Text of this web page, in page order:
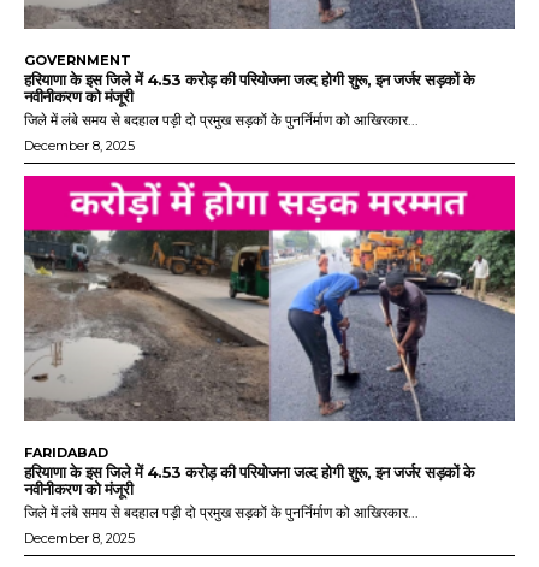
GOVERNMENT
हरियाणा के इस जिले में 4.53 करोड़ की परियोजना जल्द होगी शुरू, इन जर्जर सड़कों के
नवीनीकरण को मंजूरी
जिले में लंबे समय से बदहाल पड़ी दो प्रमुख सड़कों के पुनर्निर्माण को आखिरकार...
December 8, 2025
FARIDABAD
हरियाणा के इस जिले में 4.53 करोड़ की परियोजना जल्द होगी शुरू, इन जर्जर सड़कों के
नवीनीकरण को मंजूरी
जिले में लंबे समय से बदहाल पड़ी दो प्रमुख सड़कों के पुनर्निर्माण को आखिरकार...
December 8, 2025